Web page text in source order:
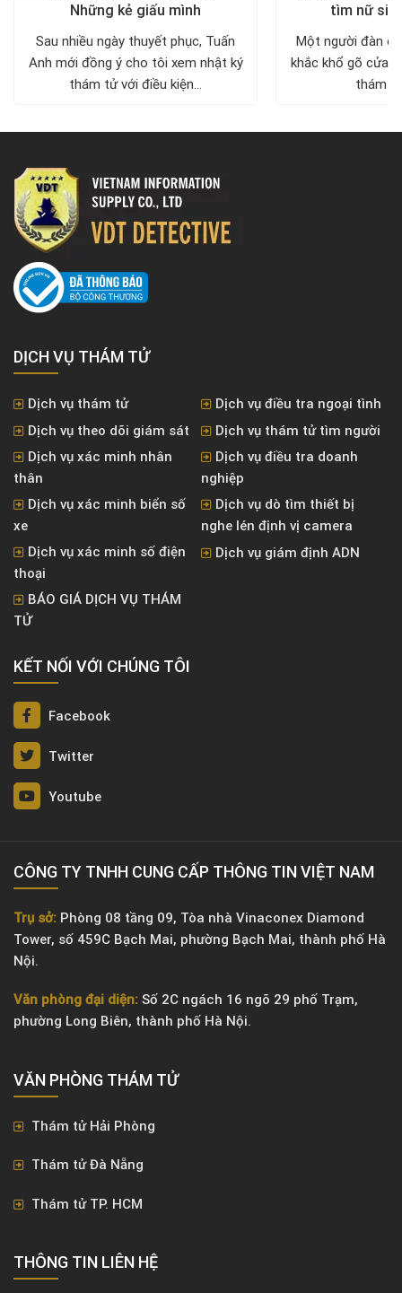
Những kẻ giấu mình
Sau nhiều ngày thuyết phục, Tuấn
Anh mới đồng ý cho tôi xem nhật ký
thám tử với điều kiện...
tìm nữ
Một người đàn
khắc khổ gõ cửa
thám
DỊCH VỤ THÁM TỬ
Dịch vụ thám tử
Dịch vụ điều tra ngoại tình
Dịch vụ theo dõi giám sát
Dịch vụ thám tử tìm người
Dịch vụ xác minh nhân
thân
Dịch vụ điều tra doanh
nghiệp
Dịch vụ xác minh biển số
xe
Dịch vụ dò tìm thiết bị
nghe lén định vị camera
Dịch vụ xác minh số điện
thoại
Dịch vụ giám định ADN
BÁO GIÁ DỊCH VỤ THÁM
TỬ
KẾT NỐI VỚI CHÚNG TÔI
Facebook
Twitter
Youtube
CÔNG TY TNHH CUNG CẤP THÔNG TIN VIỆT NAM
Trụ sở: Phòng 08 tầng 09, Tòa nhà Vinaconex Diamond
Tower, số 459C Bạch Mai, phường Bạch Mai, thành phố Hà
Nội.
Văn phòng đại diện: Số 2C ngách 16 ngõ 29 phố Trạm,
phường Long Biên, thành phố Hà Nội.
VĂN PHÒNG ​THÁM TỬ
Thám tử Hải Phòng
Thám tử Đà Nẵng
Thám tử TP. HCM
THÔNG TIN LIÊN HỆ